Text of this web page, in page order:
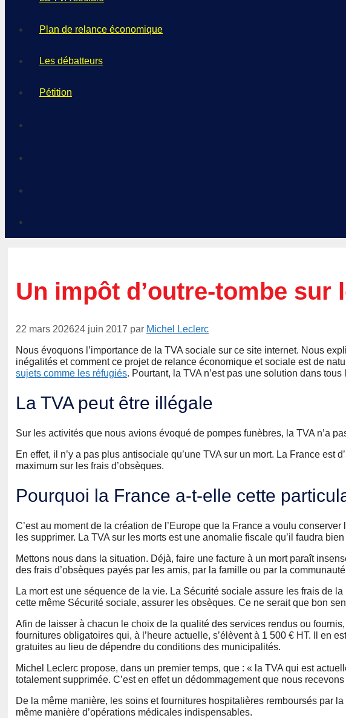
Plan de relance économique
Les débatteurs
Pétition
Un impôt d’outre-tombe
22 mars 202624 juin 2017 par Michel Leclerc
Nous évoquons l’importance de la TVA sociale sur ce site internet. Nous
inégalités et comment ce projet de relance économique et sociale est de
sujets comme les réfugiés. Pourtant, la TVA n’est pas une solution dans tous
La TVA peut être illégale
Sur les activités que nous avions évoqué de pompes funèbres, la TVA n’a
En effet, il n’y a pas plus antisociale qu’une TVA sur un mort. La France est
maximum sur les frais d’obsèques.
Pourquoi la France a-t-elle cette
C’est au moment de la création de l’Europe que la France a voulu
les supprimer. La TVA sur les morts est une anomalie fiscale qu’il faudra
Mettons nous dans la situation. Déjà, faire une facture à un mort paraît
des frais d’obsèques payés par les amis, par la famille ou par la
La mort est une séquence de la vie. La Sécurité sociale assure les frais de
cette même Sécurité sociale, assurer les obsèques. Ce ne serait que bon
Afin de laisser à chacun le choix de la qualité des services rendus ou
fournitures obligatoires qui, à l’heure actuelle, s’élèvent à 1 500 € HT. Il en
gratuites au lieu de dépendre du conditions des municipalités.
Michel Leclerc propose, dans un premier temps, que : « la TVA qui est
totalement supprimée. C’est en effet un dédommagement que nous
De la même manière, les soins et fournitures hospitalières remboursés par
même manière d’opérations médicales indispensables.